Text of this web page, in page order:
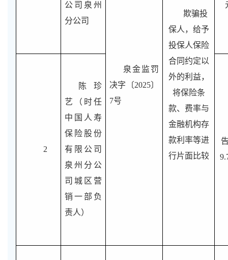
公司泉州
分公司
泉金监罚
决字〔2025〕
7号
欺骗投
保人，给予
投保人保险
合同约定以
外的利益，
将保险条
款、费率与
金融机构存
款利率等进
行片面比较
2
陈珍
艺（时任
中国人寿
保险股份
有限公司
泉州分公
司城区营
销一部负
责人）